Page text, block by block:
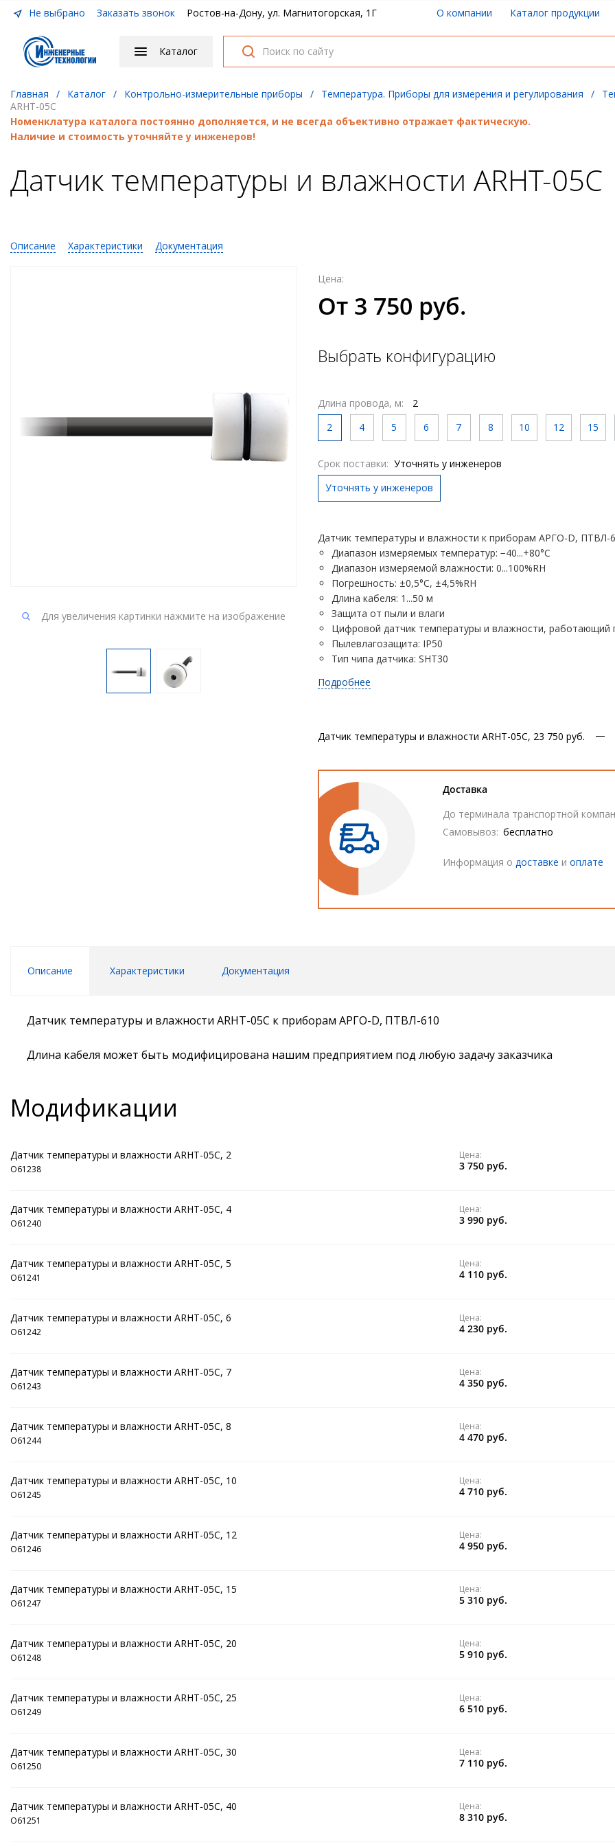
Не выбрано Заказать звонок Ростов-на-Дону, ул. Магнитогорская, 1Г О компании Каталог продукции
Каталог
Главная / Каталог / Контрольно-измерительные приборы / Температура. Приборы для измерения и регулирования /
ARHT-05C
Номенклатура каталога постоянно дополняется, и не всегда объективно отражает фактическую.
Наличие и стоимость уточняйте у инженеров!
Датчик температуры и влажности ARHT-05C
Описание Характеристики Документация
Для увеличения картинки нажмите на изображение
Цена:
От 3 750 руб.
Выбрать конфигурацию
Длина провода, м:
2
2
4 5 6 7 8 10 12 15
Срок поставки: Уточнять у инженеров
Уточнять у инженеров
Датчик температуры и влажности к приборам АРГО-D, ПТВЛ-
Диапазон измеряемых температур: −40...+80°С
Диапазон измеряемой влажности: 0...100%RH
Погрешность: ±0,5°С, ±4,5%RH
Длина кабеля: 1...50 м
Защита от пыли и влаги
Цифровой датчик температуры и влажности, работающий
Пылевлагозащита: IP50
Тип чипа датчика: SHT30
Подробнее
Датчик температуры и влажности ARHT-05C, 23 750 руб.
Доставка
До терминала транспортной
Самовывоз: бесплатно
Информация о доставке и оплате
Описание Характеристики Документация
Датчик температуры и влажности ARHT-05C к приборам АРГО-D, ПТВЛ-610
Длина кабеля может быть модифицирована нашим предприятием под любую задачу заказчика
Модификации
Датчик температуры и влажности ARHT-05C, 2
O61238
Цена:
3 750 руб.
Датчик температуры и влажности ARHT-05C, 4
O61240
Цена:
3 990 руб.
Датчик температуры и влажности ARHT-05C, 5
O61241
Цена:
4 110 руб.
Датчик температуры и влажности ARHT-05C, 6
O61242
Цена:
4 230 руб.
Датчик температуры и влажности ARHT-05C, 7
O61243
Цена:
4 350 руб.
Датчик температуры и влажности ARHT-05C, 8
O61244
Цена:
4 470 руб.
Датчик температуры и влажности ARHT-05C, 10
O61245
Цена:
4 710 руб.
Датчик температуры и влажности ARHT-05C, 12
O61246
Цена:
4 950 руб.
Датчик температуры и влажности ARHT-05C, 15
O61247
Цена:
5 310 руб.
Датчик температуры и влажности ARHT-05C, 20
O61248
Цена:
5 910 руб.
Датчик температуры и влажности ARHT-05C, 25
O61249
Цена:
6 510 руб.
Датчик температуры и влажности ARHT-05C, 30
O61250
Цена:
7 110 руб.
Датчик температуры и влажности ARHT-05C, 40
O61251
Цена:
8 310 руб.